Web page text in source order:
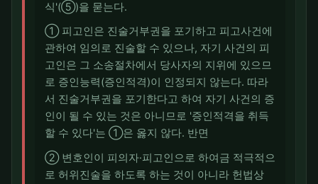
식'(⑤)을 묻는다.
① 피고인은 진술거부권을 포기하고 피고사건에
관하여 임의로 진술할 수 있으나, 자기 사건의 피
고인은 그 소송절차에서 당사자의 지위에 있으므
로 증인능력(증인적격)이 인정되지 않는다. 따라
서 진술거부권을 포기한다고 하여 자기 사건의 증
인이 될 수 있는 것은 아니므로 '증인적격을 취득
할 수 있다'는 ①은 옳지 않다. 반면
② 변호인이 피의자·피고인으로 하여금 적극적으
로 허위진술을 하도록 하는 것이 아니라 헌법상